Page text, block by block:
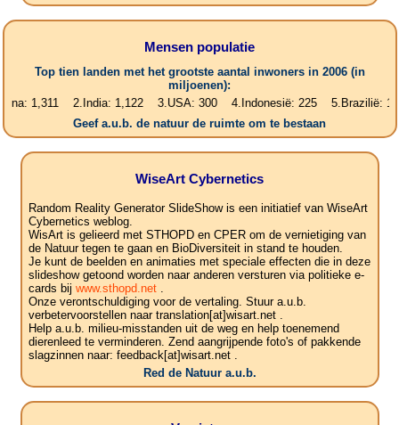
Mensen populatie
Top tien landen met het grootste aantal inwoners in 2006 (in
miljoenen):
2.India: 1,122 3.USA: 300 4.Indonesië: 225 5.Brazilië: 187
Geef a.u.b. de natuur de ruimte om te bestaan
WiseArt Cybernetics
Random Reality Generator SlideShow is een initiatief van WiseArt
Cybernetics weblog.
WisArt is gelieerd met STHOPD en CPER om de vernietiging van
de Natuur tegen te gaan en BioDiversiteit in stand te houden.
Je kunt de beelden en animaties met speciale effecten die in deze
slideshow getoond worden naar anderen versturen via politieke e-
cards bij www.sthopd.net.
Onze verontschuldiging voor de vertaling. Stuur a.u.b.
verbetervoorstellen naar translation[at]wisart.net .
Help a.u.b. milieu-misstanden uit de weg en help toenemend
dierenleed te verminderen. Zend aangrijpende foto's of pakkende
slagzinnen naar: feedback[at]wisart.net .
Red de Natuur a.u.b.